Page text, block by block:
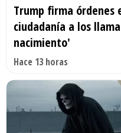
Trump firma órdenes
ciudadanía a los
nacimiento'
Hace 13 horas